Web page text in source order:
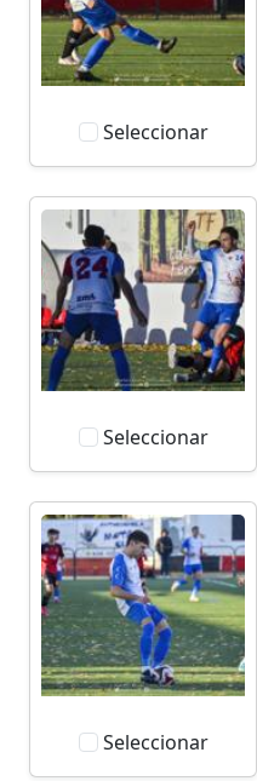
Seleccionar
Seleccionar
Seleccionar